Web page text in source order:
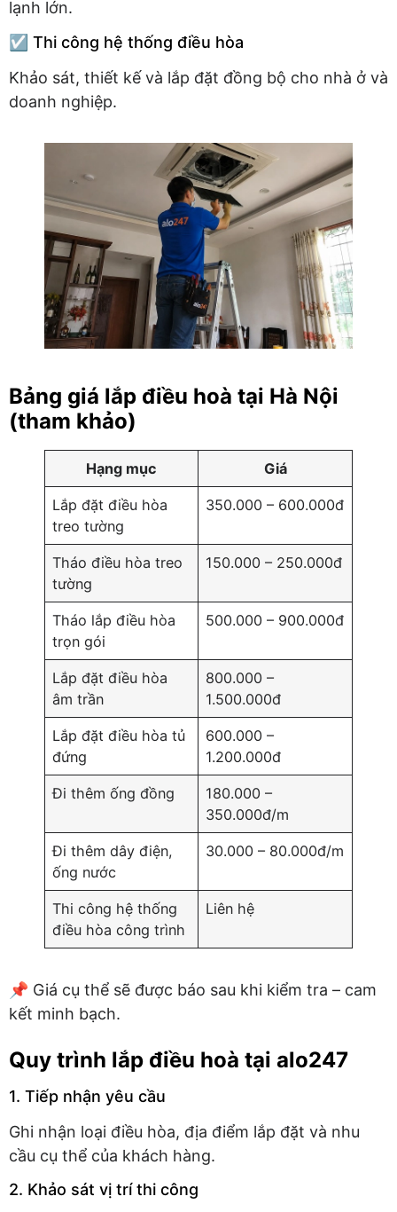
lạnh lớn.
☑️ Thi công hệ thống điều hòa
Khảo sát, thiết kế và lắp đặt đồng bộ cho nhà ở và
doanh nghiệp.
Bảng giá lắp điều hoà tại Hà Nội
(tham khảo)
Hạng mục Giá
Lắp đặt điều hòa
treo tường
350.000 – 600.000đ
Tháo điều hòa treo
tường
150.000 – 250.000đ
Tháo lắp điều hòa
trọn gói
500.000 – 900.000đ
Lắp đặt điều hòa
âm trần
800.000 –
1.500.000đ
Lắp đặt điều hòa tủ
đứng
600.000 –
1.200.000đ
Đi thêm ống đồng
180.000 –
350.000đ/m
Đi thêm dây điện,
ống nước
30.000 – 80.000đ/m
Thi công hệ thống
điều hòa công trình
Liên hệ
📌 Giá cụ thể sẽ được báo sau khi kiểm tra – cam
kết minh bạch.
Quy trình lắp điều hoà tại alo247
1. Tiếp nhận yêu cầu
Ghi nhận loại điều hòa, địa điểm lắp đặt và nhu
cầu cụ thể của khách hàng.
2. Khảo sát vị trí thi công